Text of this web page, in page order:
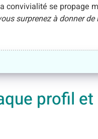
convivialité se propage
surprenez à donner de
profil et